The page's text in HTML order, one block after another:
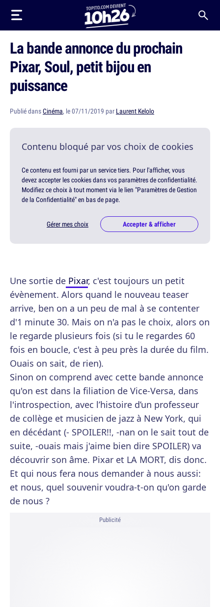
La bande annonce du prochain
Pixar, Soul, petit bijou en
puissance
Publié dansCinéma, le 07/11/2019 par Laurent Kelolo
Contenu bloqué par vos choix de cookies
Ce contenu est fourni par un service tiers. Pour l'afficher, vous
devez accepter les cookies dans vos paramètres de confidentialité.
Modifiez ce choix à tout moment via le lien "Paramètres de Gestion
de la Confidentialité" en bas de page.
Gérer mes choix Accepter & afficher
Une sortie de Pixar, c'est toujours un petit
évènement. Alors quand le nouveau teaser
arrive, ben on a un peu de mal à se contenter
d'1 minute 30. Mais on n'a pas le choix, alors on
le regarde plusieurs fois (si tu le regardes 60
fois en boucle, c'est à peu près la durée du film.
Ouais on sait, de rien).
Sinon on comprend avec cette bande annonce
qu'on est dans la filiation de Vice-Versa, dans
l'introspection, avec l’histoire d’un professeur
de collège et musicien de jazz à New York, qui
en décédant (- SPOILER!!, -nan on le sait tout de
suite, -ouais mais j'aime bien dire SPOILER) va
découvrir son âme. Pixar et LA MORT, dis donc.
Et qui nous fera nous demander à nous aussi:
et nous, quel souvenir voudra-t-on qu'on garde
de nous ?
Publicité